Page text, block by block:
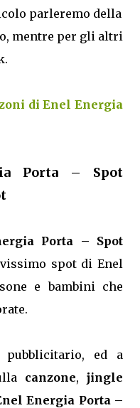
parleremo della
mentre per gli altri
di Enel Energia
Porta – Spot
Porta – Spot
spot di Enel
e bambini che
ed a
canzone,jingle
Energia Porta –